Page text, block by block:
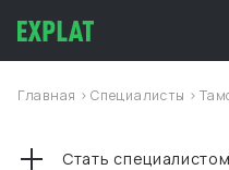
Главная >Специалисты >
Стать специалистом